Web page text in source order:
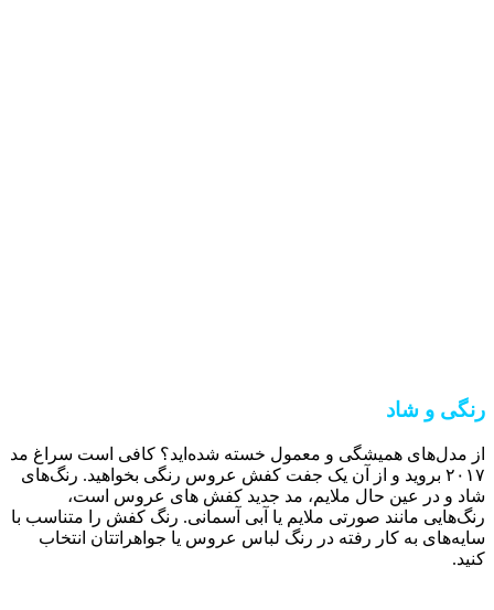
رنگی و شاد
از مدل‌های همیشگی و معمول خسته شده‌اید؟ کافی است سراغ مد
۲۰۱۷ بروید و از آن یک جفت کفش عروس رنگی بخواهید. رنگ‌های
شاد و در عین حال ملایم، مد جدید کفش های عروس است،
رنگ‌هایی مانند صورتی ملایم یا آبی آسمانی. رنگ کفش را متناسب با
سایه‌های به کار رفته در رنگ لباس عروس یا جواهراتتان انتخاب
کنید.